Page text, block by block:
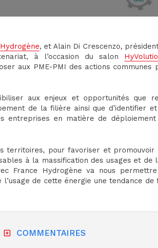
, et Alain Di Crescenzo,
à l’occasion du salon
aux PME-PMI des actions communes
aux enjeux et opportunités que
de la filière ainsi que d’identifier
entreprises en matière de déploiement
territoires, pour favoriser et promouvoir
à la massification des usages et de
France Hydrogène va nous
de cette énergie une tendance de
COMMENTAIRES